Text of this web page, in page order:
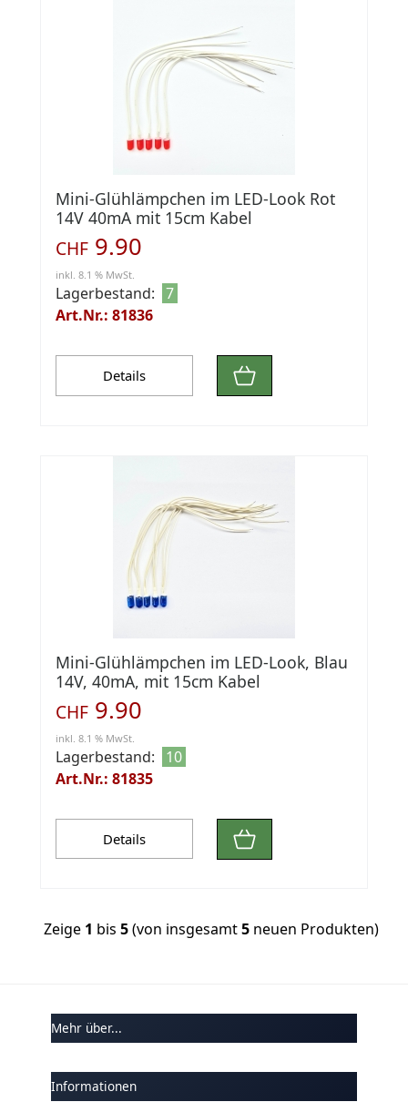
Mini-Glühlämpchen im LED-Look Rot
14V 40mA mit 15cm Kabel
CHF 9.90
inkl. 8.1 % MwSt.
Lagerbestand: 7
Art.Nr.: 81836
Details
Mini-Glühlämpchen im LED-Look, Blau
14V, 40mA, mit 15cm Kabel
CHF 9.90
inkl. 8.1 % MwSt.
Lagerbestand:
10
Art.Nr.: 81835
Details
Zeige 1 bis 5(von insgesamt5 neuen Produkten)
Mehr über...
Informationen